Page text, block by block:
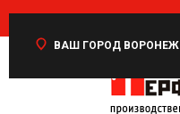
ВАШ ГОРОД ВОРОНЕЖ